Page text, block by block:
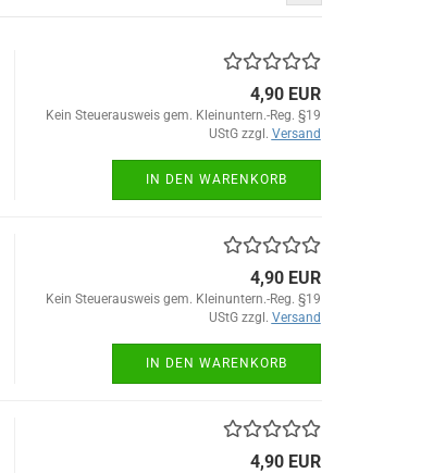
4,90 EUR
Kein Steuerausweis gem. Kleinuntern.-Reg. §19
UStG zzgl. Versand
IN DEN WARENKORB
4,90 EUR
Kein Steuerausweis gem. Kleinuntern.-Reg. §19
UStG zzgl. Versand
IN DEN WARENKORB
4,90 EUR